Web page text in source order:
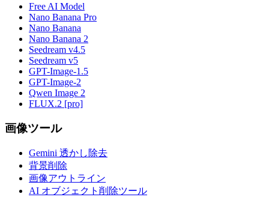
Free AI Model
Nano Banana Pro
Nano Banana
Nano Banana 2
Seedream v4.5
Seedream v5
GPT-Image-1.5
GPT-Image-2
Qwen Image 2
FLUX.2 [pro]
画像ツール
Gemini 透かし除去
背景削除
画像アウトライン
AI オブジェクト削除ツール